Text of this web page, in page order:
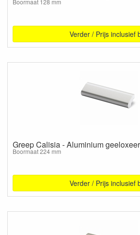
Boormaat 128 mm
Verder / Prijs inclusief
Greep Calisia - Aluminium
Boormaat 224 mm
Verder / Prijs inclusief